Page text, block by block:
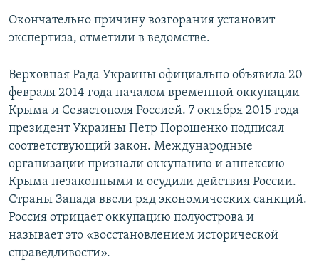
Окончательно причину возгорания установит
экспертиза, отметили в ведомстве.
Верховная Рада Украины официально объявила 20
февраля 2014 года началом временной оккупации
Крыма и Севастополя Россией. 7 октября 2015 года
президент Украины Петр Порошенко подписал
соответствующий закон. Международные
организации признали оккупацию и аннексию
Крыма незаконными и осудили действия России.
Страны Запада ввели ряд экономических санкций.
Россия отрицает оккупацию полуострова и
называет это «восстановлением исторической
справедливости».